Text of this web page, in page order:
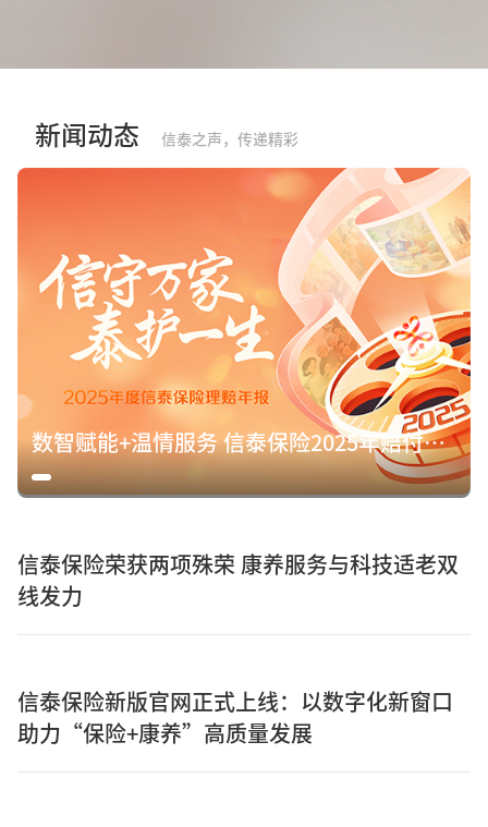
新闻动态 信泰之声，传递精彩
数智赋能+温情服务 信泰保险2025年赔付15.8亿元诠释保险初心
信泰保险荣获两项殊荣 康养服务与科技适老双
线发力
信泰保险新版官网正式上线：以数字化新窗口
助力“保险+康养”高质量发展